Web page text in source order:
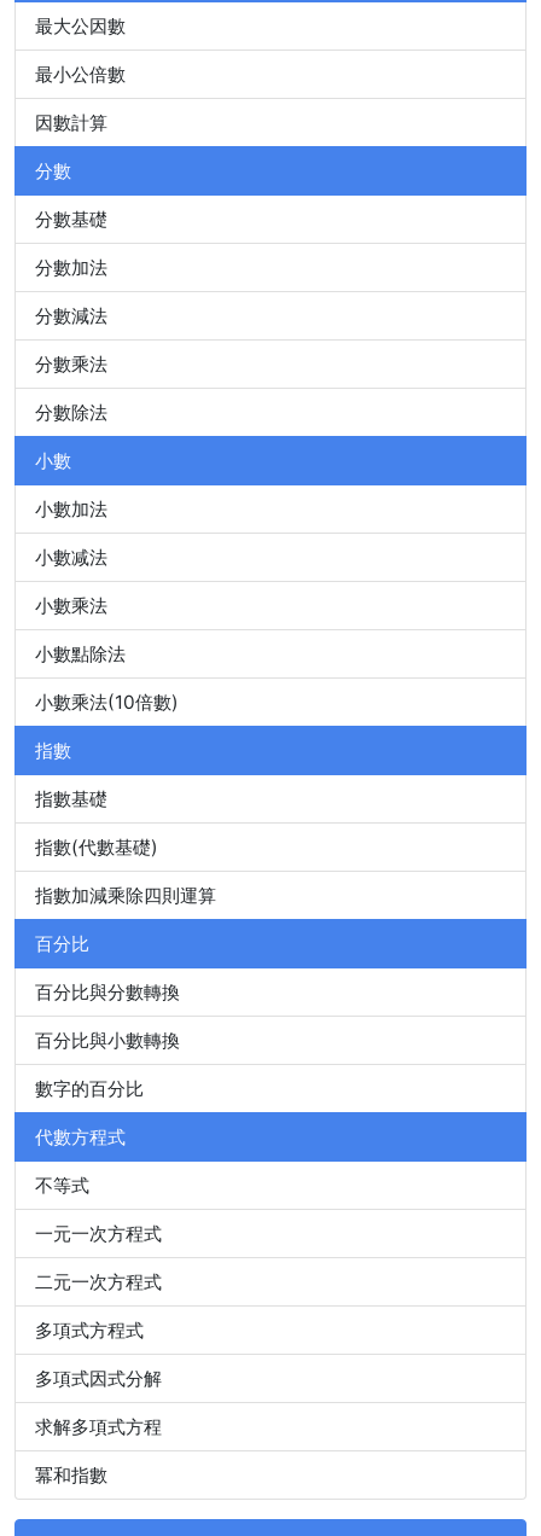
最大公因數
最小公倍數
因數計算
分數
分數基礎
分數加法
分數減法
分數乘法
分數除法
小數
小數加法
小數减法
小數乘法
小數點除法
小數乘法(10倍數)
指數
指數基礎
指數(代數基礎)
指數加減乘除四則運算
百分比
百分比與分數轉換
百分比與小數轉換
數字的百分比
代數方程式
不等式
一元一次方程式
二元一次方程式
多項式方程式
多項式因式分解
求解多項式方程
冪和指數